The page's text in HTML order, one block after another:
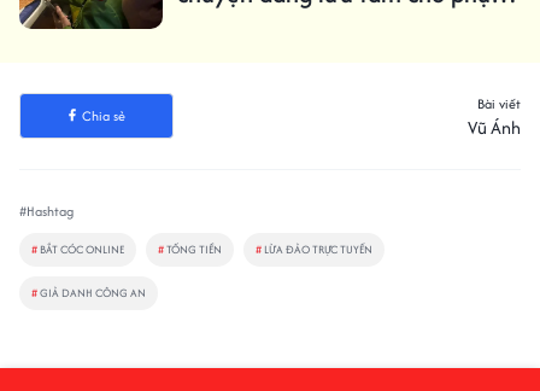
Chia sẻ
Bài viết
Vũ Ánh
#Hashtag
# BẮT CÓC ONLINE #TỐNG TIỀN # LỪA ĐẢO TRỰC TUYẾN
#GIẢ DANH CÔNG AN